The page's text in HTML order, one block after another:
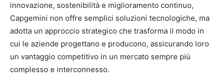
innovazione, sostenibilità e miglioramento continuo,
Capgemini non offre semplici soluzioni tecnologiche, ma
adotta un approccio strategico che trasforma il modo in
cui le aziende progettano e producono, assicurando loro
un vantaggio competitivo in un mercato sempre più
complesso e interconnesso.